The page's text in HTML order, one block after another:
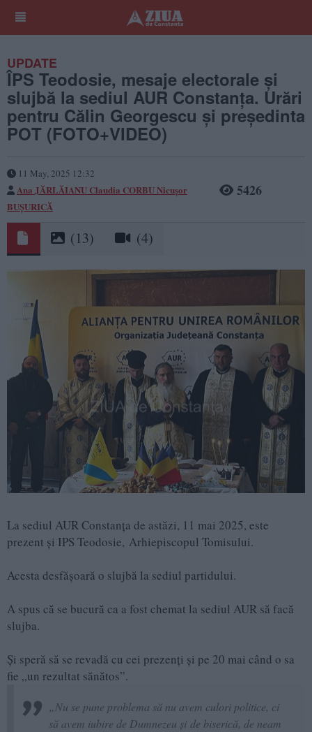
UPDATE
ÎPS Teodosie, mesaje electorale și
slujbă la sediul AUR Constanța. Urări
pentru Călin Georgescu și președinta
POT (FOTO+VIDEO)
11 May, 2025 12:32
Ana JĂRLĂIANU Claudia CORBUNicușor
BUȘURICĂ
5426
(13) (4)
La sediul AUR Constanța de astăzi, 11 mai 2025, este
prezent și IPS Teodosie, Arhiepiscopul Tomisului.
Acesta desfășoară o slujbă la sediul partidului.
A spus că se bucură ca a fost chemat la sediul AUR să facă
slujba.
Și speră să se revadă cu cei prezenți și pe 20 mai când o sa
fie „un rezultat sănătos”.
„Nu se pune problema să nu avem culori politice, ci
să avem iubire de Dumnezeu și de biserică, de neam